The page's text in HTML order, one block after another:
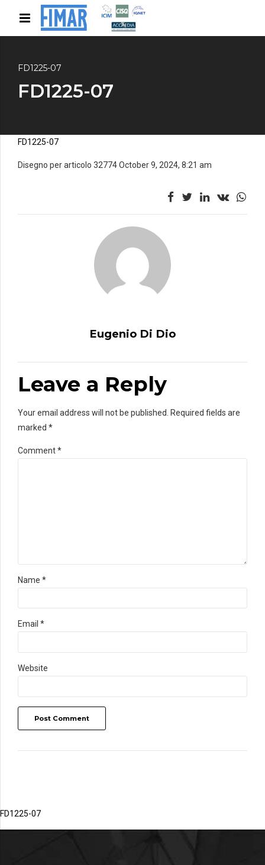
FD1225-07
FD1225-07
FD1225-07
Disegno per articolo 32774 October 9, 2024, 8:21 am
Eugenio Di Dio
Leave a Reply
Your email address will not be published. Required fields are
marked *
Comment*
Name *
Email *
Website
Post Comment
FD1225-07